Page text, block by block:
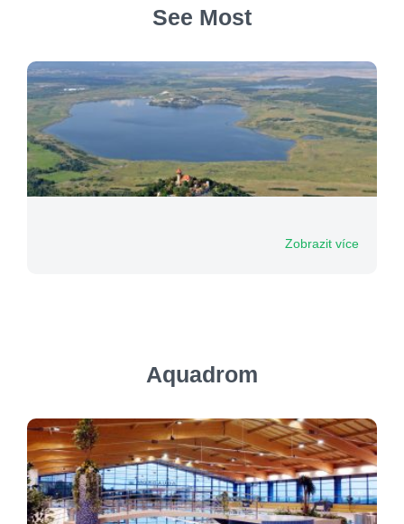
See Most
Zobrazit více
Aquadrom